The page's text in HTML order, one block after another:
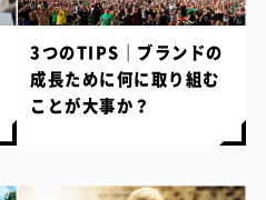
3つのTIPS｜ブランドの
成長ために何に取り組む
ことが大事か？